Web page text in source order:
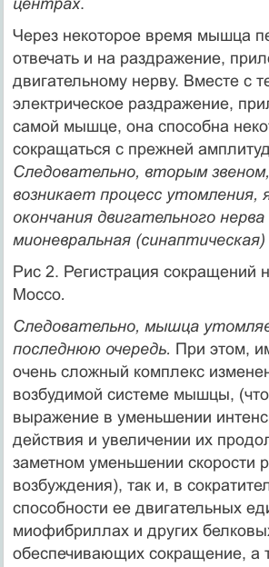
Через некоторое время мышца
отвечать и на раздражение,
двигательному нерву. Вместе с
электрическое раздражение,
самой мышце, она способна
сокращаться с прежней
Следовательно, вторым
возникает процесс утомления,
окончания двигательного нерва
мионевральная (синаптическая)
Рис 2. Регистрация сокращений
Моссо.
Следовательно, мышца
последнюю очередь. При этом,
очень сложный комплекс
возбудимой системе мышцы,
выражение в уменьшении
действия и увеличении их
заметном уменьшении скорости
возбуждения), так и, в
способности ее двигательных
миофибриллах и других
обеспечивающих сокращение, а